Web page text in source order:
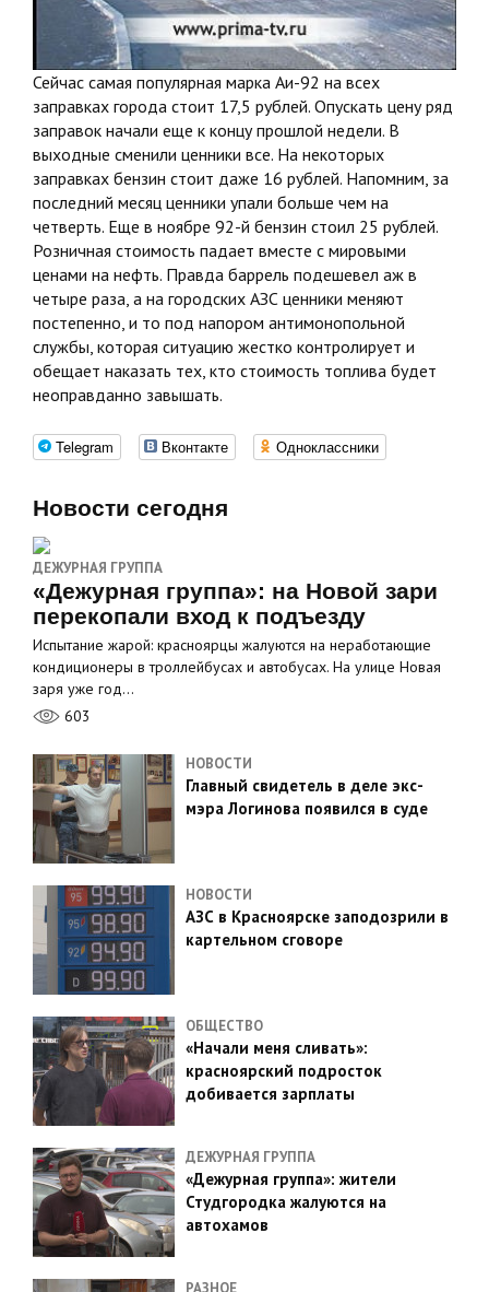
Сейчас самая популярная марка Аи-92 на всех
заправках города стоит 17,5 рублей. Опускать цену ряд
заправок начали еще к концу прошлой недели. В
выходные сменили ценники все. На некоторых
заправках бензин стоит даже 16 рублей. Напомним, за
последний месяц ценники упали больше чем на
четверть. Еще в ноябре 92-й бензин стоил 25 рублей.
Розничная стоимость падает вместе с мировыми
ценами на нефть. Правда баррель подешевел аж в
четыре раза, а на городских АЗС ценники меняют
постепенно, и то под напором антимонопольной
службы, которая ситуацию жестко контролирует и
обещает наказать тех, кто стоимость топлива будет
неоправданно завышать.
Telegram Вконтакте Одноклассники
Новости сегодня
ДЕЖУРНАЯ ГРУППА
«Дежурная группа»: на Новой зари
перекопали вход к подъезду
Испытание жарой: красноярцы жалуются на неработающие
кондиционеры в троллейбусах и автобусах. На улице Новая
заря уже год…
603
НОВОСТИ
Главный свидетель в деле экс-
мэра Логинова появился в суде
НОВОСТИ
АЗС в Красноярске заподозрили в
картельном сговоре
ОБЩЕСТВО
«Начали меня сливать»:
красноярский подросток
добивается зарплаты
ДЕЖУРНАЯ ГРУППА
«Дежурная группа»: жители
Студгородка жалуются на
автохамов